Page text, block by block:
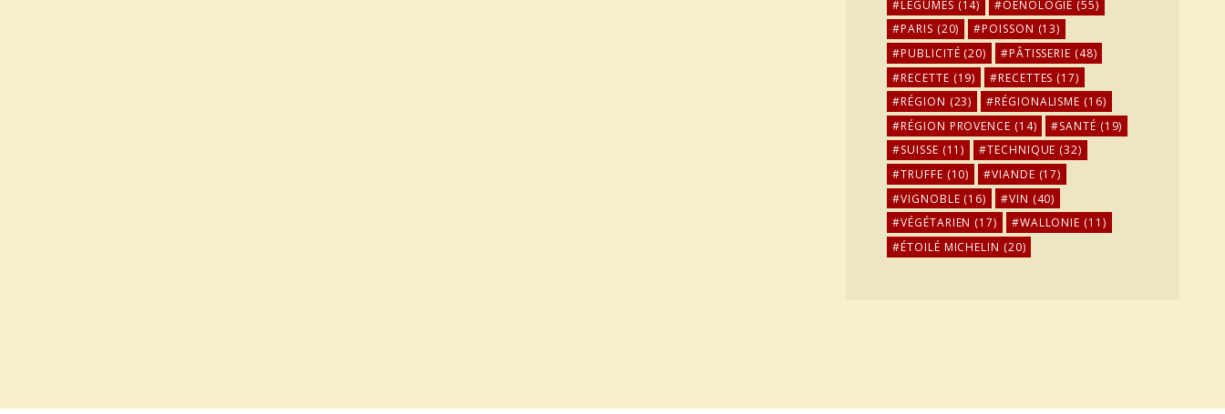
LÉGUMES (14) OENOLOGIE (55)
PARIS (20) POISSON (13)
PUBLICITÉ (20) PÂTISSERIE (48)
RECETTE (19) RECETTES (17)
RÉGION (23) RÉGIONALISME (16)
RÉGION PROVENCE (14) SANTÉ (19)
SUISSE (11) TECHNIQUE (32)
TRUFFE (10) VIANDE (17)
VIGNOBLE (16) VIN (40)
VÉGÉTARIEN (17) WALLONIE (11)
ÉTOILÉ MICHELIN (20)